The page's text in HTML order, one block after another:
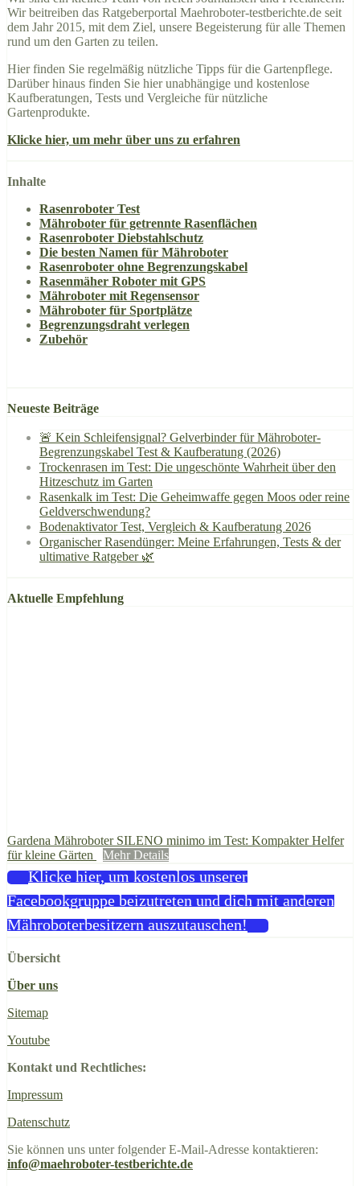
Wir beitreiben das Ratgeberportal Maehroboter-testberichte.de seit
dem Jahr 2015, mit dem Ziel, unsere Begeisterung für alle Themen
rund um den Garten zu teilen.
Hier finden Sie regelmäßig nützliche Tipps für die Gartenpflege.
Darüber hinaus finden Sie hier unabhängige und kostenlose
Kaufberatungen, Tests und Vergleiche für nützliche
Gartenprodukte.
Klicke hier, um mehr über uns zu erfahren
Inhalte
Rasenroboter Test
Mähroboter für getrennte Rasenflächen
Rasenroboter Diebstahlschutz
Die besten Namen für Mähroboter
Rasenroboter ohne Begrenzungskabel
Rasenmäher Roboter mit GPS
Mähroboter mit Regensensor
Mähroboter für Sportplätze
Begrenzungsdraht verlegen
Zubehör
Neueste Beiträge
🚨 Kein Schleifensignal? Gelverbinder für Mähroboter-
Begrenzungskabel Test & Kaufberatung (2026)
Trockenrasen im Test: Die ungeschönte Wahrheit über den
Hitzeschutz im Garten
Rasenkalk im Test: Die Geheimwaffe gegen Moos oder reine
Geldverschwendung?
Bodenaktivator Test, Vergleich & Kaufberatung 2026
Organischer Rasendünger: Meine Erfahrungen, Tests & der
ultimative Ratgeber 🌿
Aktuelle Empfehlung
Gardena Mähroboter SILENO minimo im Test: Kompakter Helfer
für kleine Gärten
Mehr Details
Klicke hier, um kostenlos unserer
Facebookgruppe beizutreten und dich mit anderen
Mähroboterbesitzern auszutauschen!
Übersicht
Über uns
Sitemap
Youtube
Kontakt und Rechtliches:
Impressum
Datenschutz
Sie können uns unter folgender E-Mail-Adresse kontaktieren:
info@maehroboter-testberichte.de